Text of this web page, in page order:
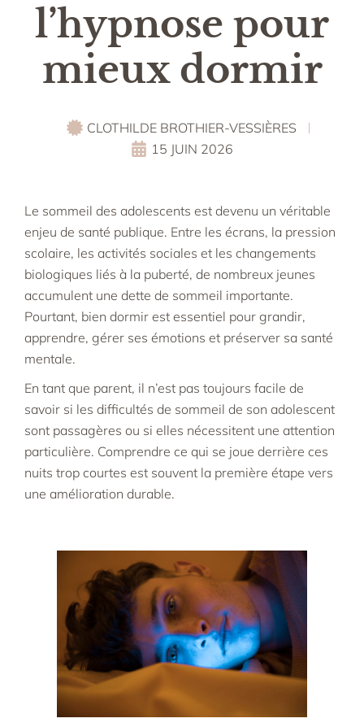
l’hypnose pour
mieux dormir
CLOTHILDE BROTHIER-VESSIÈRES
15 JUIN 2026
Le sommeil des adolescents est devenu un véritable
enjeu de santé publique. Entre les écrans, la pression
scolaire, les activités sociales et les changements
biologiques liés à la puberté, de nombreux jeunes
accumulent une dette de sommeil importante.
Pourtant, bien dormir est essentiel pour grandir,
apprendre, gérer ses émotions et préserver sa santé
mentale.
En tant que parent, il n’est pas toujours facile de
savoir si les difficultés de sommeil de son adolescent
sont passagères ou si elles nécessitent une attention
particulière. Comprendre ce qui se joue derrière ces
nuits trop courtes est souvent la première étape vers
une amélioration durable.